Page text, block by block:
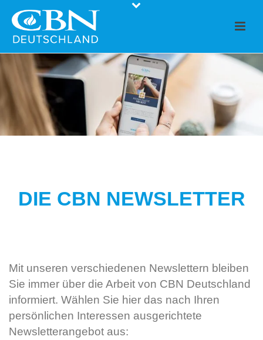
DIE CBN NEWSLETTER
Mit unseren verschiedenen Newslettern bleiben
Sie immer über die Arbeit von CBN Deutschland
informiert. Wählen Sie hier das nach Ihren
persönlichen Interessen ausgerichtete
Newsletterangebot aus: